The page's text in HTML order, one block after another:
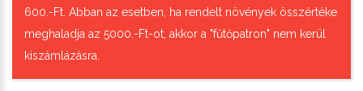
600.-Ft. Abban az esetben, ha rendelt növények összértéke
meghaladja az 5000.-Ft-ot, akkor a "fűtőpatron" nem kerül
kiszámlázásra.